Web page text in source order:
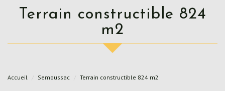
Terrain constructible 824
m2
Accueil Semoussac Terrain constructible 824 m2